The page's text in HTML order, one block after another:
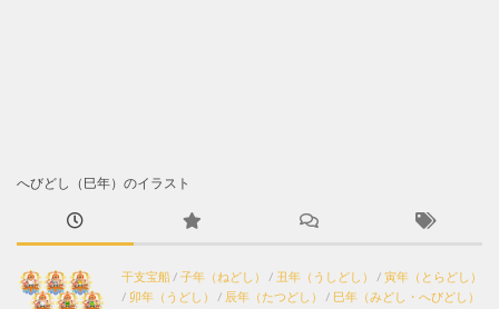
へびどし（巳年）のイラスト
干支宝船/ 子年（ねどし） / 丑年（うしどし） / 寅年（とらどし）
/ 卯年（うどし） / 辰年（たつどし） / 巳年（みどし・へびどし）